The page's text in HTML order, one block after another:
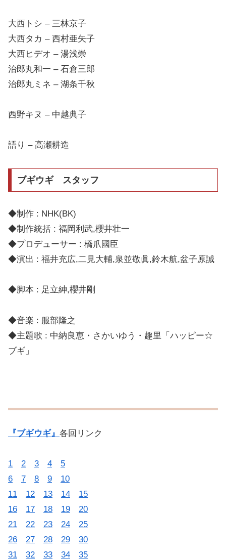
大西トシ – 三林京子
大西タカ – 西村亜矢子
大西ヒデオ – 湯浅崇
治郎丸和一 – 石倉三郎
治郎丸ミネ – 湖条千秋
西野キヌ – 中越典子
語り – 高瀬耕造
ブギウギ スタッフ
◆制作 : NHK(BK)
◆制作統括 : 福岡利武,櫻井壮一
◆プロデューサー : 橋爪國臣
◆演出 : 福井充広,二見大輔,泉並敬眞,鈴木航,盆子原誠
◆脚本 : 足立紳,櫻井剛
◆音楽 : 服部隆之
◆主題歌 : 中納良恵・さかいゆう・趣里「ハッピー☆
ブギ」
『ブギウギ』 各回リンク
1 2 3 4
5
6
7 8 9
10
11
12 13 14
15
16
17 18 19
20
21
22 23 24
25
26
27 28 29
30
31
32 33 34 35